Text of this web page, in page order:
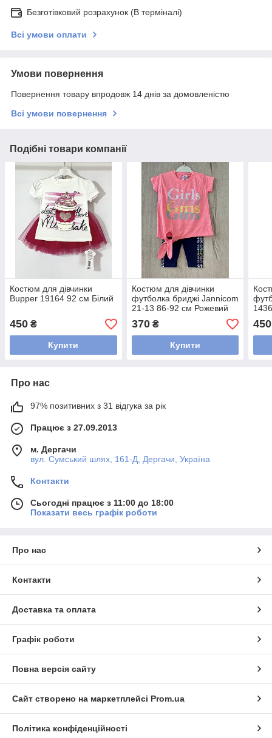
Безготівковий розрахунок (В терміналі)
Всі умови оплати
Умови повернення
Повернення товару впродовж 14 днів за домовленістю
Всі умови повернення
Подібні товари компанії
Костюм для дівчинки
Bupper 19164 92 см Білий
450 ₴
Купити
Костюм для дівчинки
футболка бриджі Jannicom
21-13 86-92 см Рожевий
370₴
Купити
450
Про нас
97% позитивних з 31 відгука за рік
Працює з 27.09.2013
м. Дергачи
вул. Сумський шлях, 161-Д, Дергачи, Україна
Контакти
Сьогодні працює з 11:00 до 18:00
Показати весь графік роботи
Про нас
Контакти
Доставка та оплата
Графік роботи
Повна версія сайту
Сайт створено на маркетплейсі Prom.ua
Політика конфіденційності